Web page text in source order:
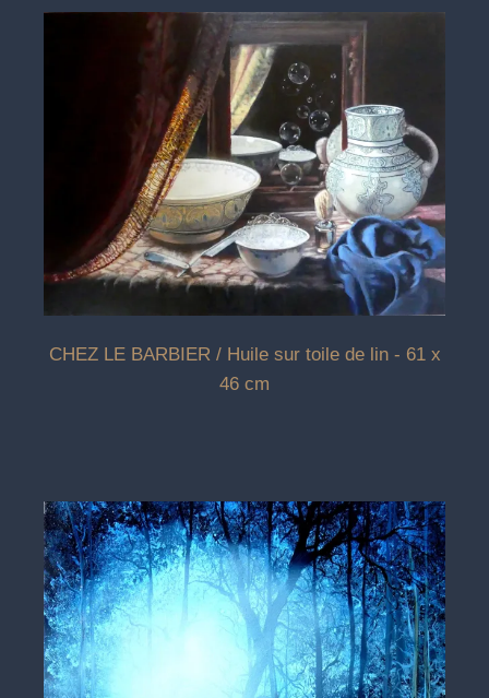
CHEZ LE BARBIER / Huile sur toile de lin - 61 x
46 cm